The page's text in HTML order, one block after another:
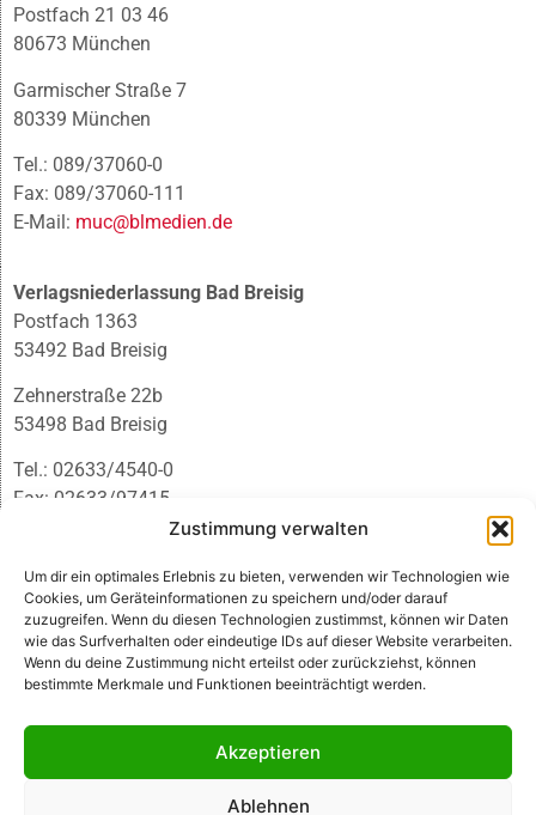
Zustimmung verwalten
Um dir ein optimales Erlebnis zu bieten, verwenden wir Technologien wie
Cookies, um Geräteinformationen zu speichern und/oder darauf
zuzugreifen. Wenn du diesen Technologien zustimmst, können wir Daten
wie das Surfverhalten oder eindeutige IDs auf dieser Website verarbeiten.
Wenn du deine Zustimmung nicht erteilst oder zurückziehst, können
bestimmte Merkmale und Funktionen beeinträchtigt werden.
Akzeptieren
Ablehnen
Postfach 21 03 46
80673 München
Garmischer Straße 7
80339 München
Tel.: 089/37060-0
Fax: 089/37060-111
E-Mail: muc@blmedien.de
Verlagsniederlassung Bad Breisig
Postfach 1363
53492 Bad Breisig
Zehnerstraße 22b
53498 Bad Breisig
Tel.: 02633/4540-0
Fax: 02633/97415
infobb@blmedien.de